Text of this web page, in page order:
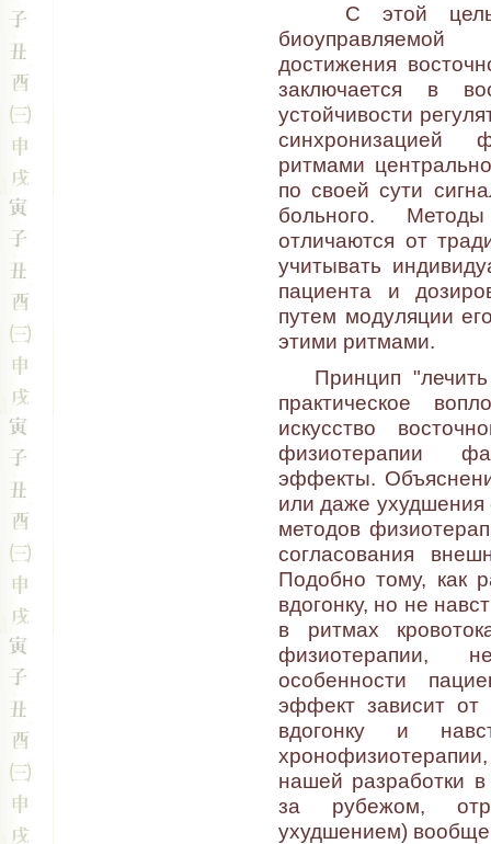
С этой целью
биоуправляемой
достижения
заключается в
устойчивости
синхронизацией
ритмами
по своей сути
больного.
отличаются от
учитывать
пациента и
путем модуляции
этими ритмами.
Принцип "лечить
практическое
искусство
физиотерапии
эффекты.
или даже ухудшения
методов
согласования
Подобно тому, как
вдогонку, но не
в ритмах
физиотерапии,
особенности
эффект зависит от
вдогонку и
нашей разработки
за рубежом,
ухудшением) вообще